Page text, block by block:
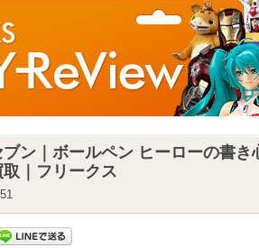
ン｜ボールペン ヒーローの書き
取｜フリークス